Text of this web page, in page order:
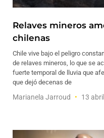
Relaves mineros
chilenas
Chile vive bajo el peligro
de relaves mineros, lo que se
fuerte temporal de lluvia que
que dejó decenas de
Marianela Jarroud 13